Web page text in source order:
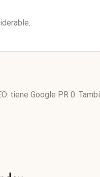
tiene Google PR 0.